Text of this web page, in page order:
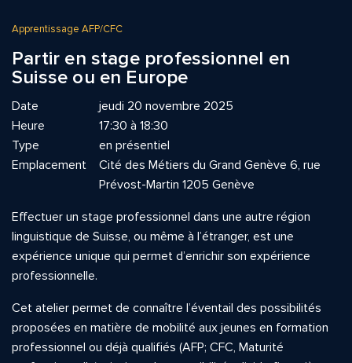
Apprentissage AFP/CFC
Partir en stage professionnel en
Suisse ou en Europe
Date
jeudi 20 novembre 2025
Heure
17:30 à 18:30
Type
en présentiel
Emplacement
Cité des Métiers du Grand Genève 6, rue
Prévost-Martin 1205 Genève
Effectuer un stage professionnel dans une autre région
linguistique de Suisse, ou même à l’étranger, est une
expérience unique qui permet d’enrichir son expérience
professionnelle.
Cet atelier permet de connaître l’éventail des possibilités
proposées en matière de mobilité aux jeunes en formation
professionnel ou déjà qualifiés (AFP; CFC, Maturité